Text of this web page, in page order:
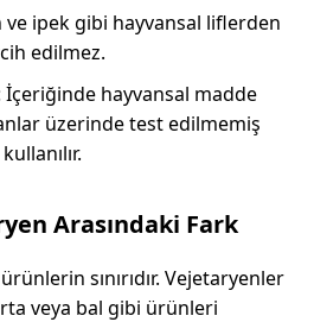
ipek gibi hayvansal liflerden
edilmez.
İçeriğinde hayvansal madde
üzerinde test edilmemiş
Arasındaki Fark
sınırıdır. Vejetaryenler
veya bal gibi ürünleri